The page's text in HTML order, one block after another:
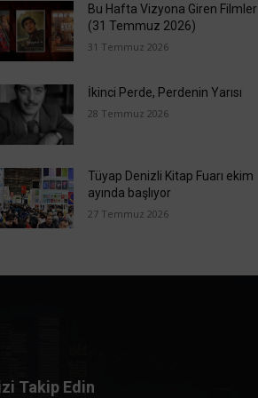
Bu Hafta Vizyona Giren Filmler
(31 Temmuz 2026)
31 Temmuz 2026
İkinci Perde, Perdenin Yarısı
28 Temmuz 2026
Tüyap Denizli Kitap Fuarı ekim
ayında başlıyor
27 Temmuz 2026
Takip Edin